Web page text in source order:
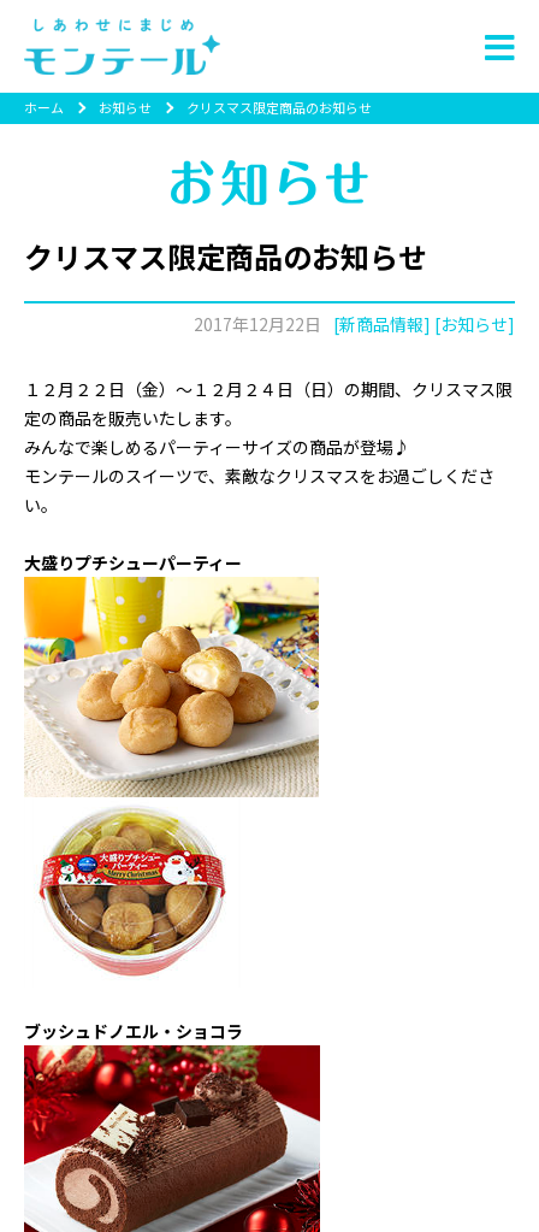
ホーム お知らせ クリスマス限定商品のお知らせ
クリスマス限定商品のお知らせ
2017年12月22日 [新商品情報] [お知らせ]
１２月２２日（金）～１２月２４日 （日）の期間、クリスマス限
定の商品を販売いたします。
みんなで楽しめるパーティーサイズの商品が登場♪
モンテールのスイーツで、素敵なクリスマスをお過ごしくださ
い。
大盛りプチシューパーティー
ブッシュドノエル・ショコラ